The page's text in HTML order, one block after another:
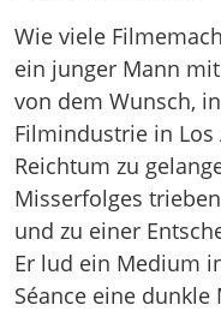
Wie viele
ein junger Mann
von dem Wunsch,
Filmindustrie in Los
Reichtum zu
Misserfolges
und zu einer
Er lud ein Medium
Séance eine